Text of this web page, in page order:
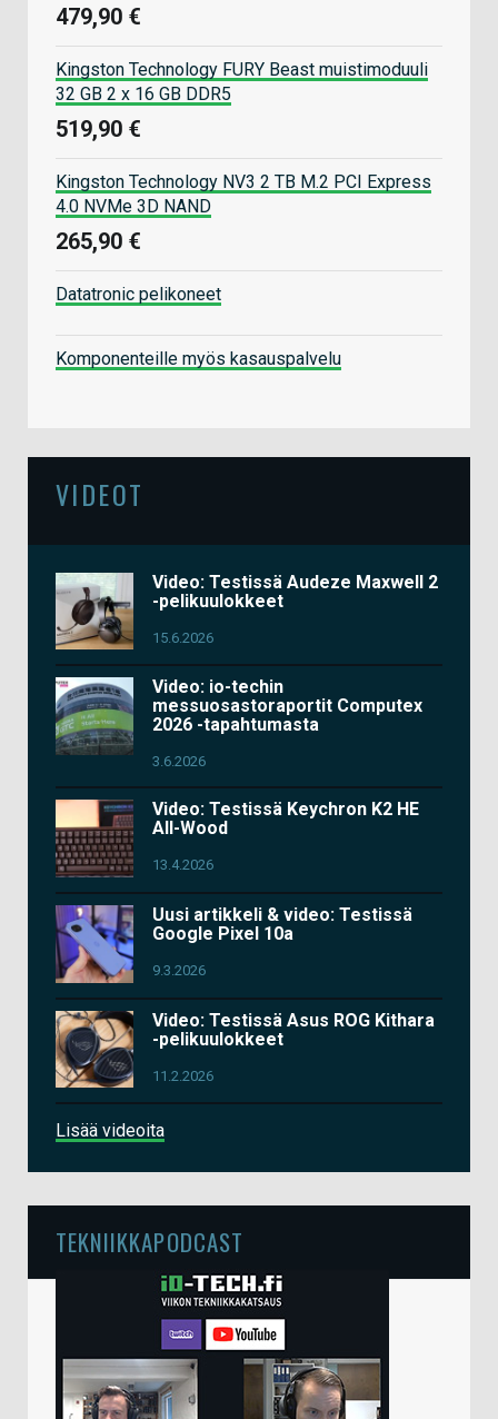
479,90 €
Kingston Technology FURY Beast muistimoduuli
32 GB 2 x 16 GB DDR5
519,90 €
Kingston Technology NV3 2 TB M.2 PCI Express
4.0 NVMe 3D NAND
265,90 €
Datatronic pelikoneet
Komponenteille myös kasauspalvelu
VIDEOT
Video: Testissä Audeze Maxwell 2
-pelikuulokkeet
15.6.2026
Video: io-techin
messuosastoraportit Computex
2026 -tapahtumasta
3.6.2026
Video: Testissä Keychron K2 HE
All-Wood
13.4.2026
Uusi artikkeli & video: Testissä
Google Pixel 10a
9.3.2026
Video: Testissä Asus ROG Kithara
-pelikuulokkeet
11.2.2026
Lisää videoita
TEKNIIKKAPODCAST